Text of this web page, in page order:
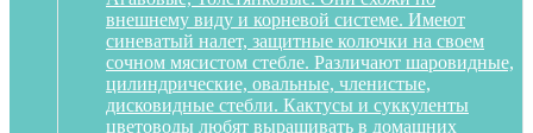
внешнему виду и корневой системе. Имеют
синеватый налет, защитные колючки на своем
сочном мясистом стебле. Различают шаровидные,
цилиндрические, овальные, членистые,
дисковидные стебли. Кактусы и суккуленты
цветоводы любят выращивать в домашних